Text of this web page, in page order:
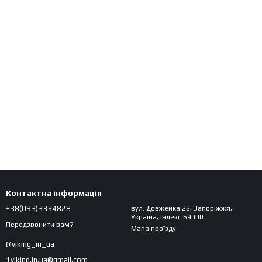
Контактна інформація
+38(093)3334828
Передзвонити вам?
@viking_in_ua
1viking.in.ua@gmail.com
вул. Довженка 22, Запоріжжя,
Україна, індекс 69000
Мапа проїзду